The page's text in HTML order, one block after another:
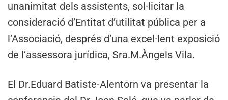
unanimitat dels assistents, sol·licitar la
consideració d’Entitat d’utilitat pública per a
l’Associació, després d’una excel·lent exposició
de l’assessora jurídica, Sra.M.Àngels Vila.
El Dr.Eduard Batiste-Alentorn va presentar la